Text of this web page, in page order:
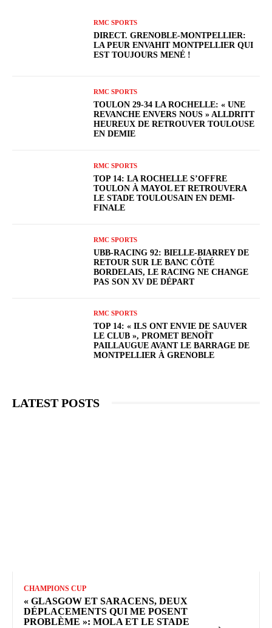
RMC SPORTS
DIRECT. GRENOBLE-MONTPELLIER:
LA PEUR ENVAHIT MONTPELLIER QUI
EST TOUJOURS MENÉ !
RMC SPORTS
TOULON 29-34 LA ROCHELLE: « UNE
REVANCHE ENVERS NOUS » ALLDRITT
HEUREUX DE RETROUVER TOULOUSE
EN DEMIE
RMC SPORTS
TOP 14: LA ROCHELLE S’OFFRE
TOULON À MAYOL ET RETROUVERA
LE STADE TOULOUSAIN EN DEMI-
FINALE
RMC SPORTS
UBB-RACING 92: BIELLE-BIARREY DE
RETOUR SUR LE BANC CÔTÉ
BORDELAIS, LE RACING NE CHANGE
PAS SON XV DE DÉPART
RMC SPORTS
TOP 14: « ILS ONT ENVIE DE SAUVER
LE CLUB », PROMET BENOÎT
PAILLAUGUE AVANT LE BARRAGE DE
MONTPELLIER À GRENOBLE
LATEST POSTS
CHAMPIONS CUP
« GLASGOW ET SARACENS, DEUX
DÉPLACEMENTS QUI ME POSENT
PROBLÈME »: MOLA ET LE STADE